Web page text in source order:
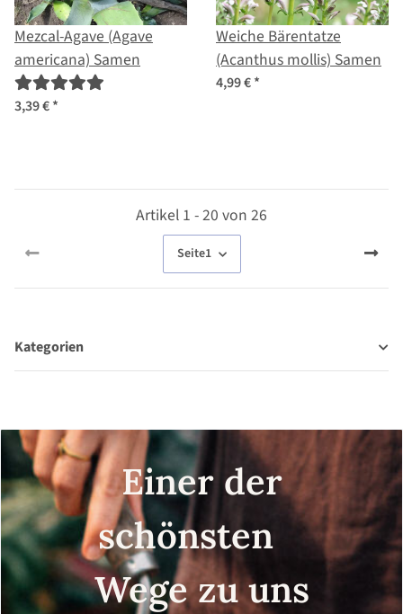
Mezcal-Agave (Agave
americana) Samen
3,39 €*
Weiche Bärentatze
(Acanthus mollis) Samen
4,99 €*
Artikel 1 - 20 von 26
Seite1
Kategorien
Einer der
schönsten
Wege zu uns